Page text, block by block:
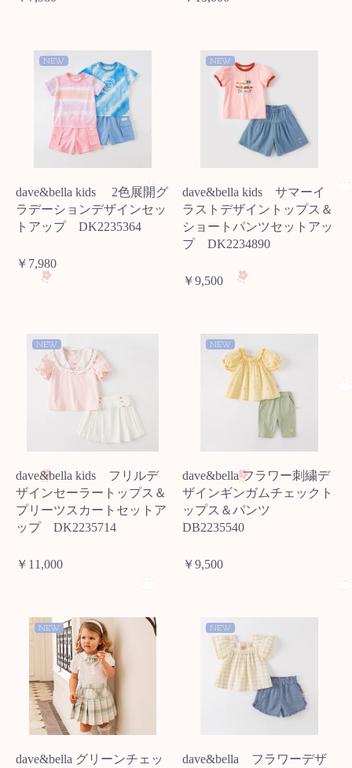
NEW
dave&bella kids 2色展開グ
ラデーションデザインセッ
トアップ DK2235364
￥7,980
NEW
dave&bella kids サマーイ
ラストデザイントップス＆
ショートパンツセットアッ
プ DK2234890
￥9,500
NEW
dave&bella kids フリルデ
ザインセーラートップス＆
プリーツスカートセットア
ップ DK2235714
￥11,000
NEW
dave&bella フラワー刺繍デ
ザインギンガムチェックト
ップス＆パンツ
DB2235540
￥9,500
NEW
dave&bella グリーンチェッ
NEW
dave&bella フラワーデザ